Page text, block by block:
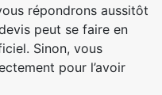
répondrons aussitôt
peut se faire en
Sinon, vous
pour l’avoir